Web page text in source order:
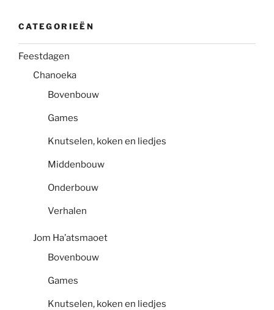
CATEGORIEËN
Feestdagen
Chanoeka
Bovenbouw
Games
Knutselen, koken en liedjes
Middenbouw
Onderbouw
Verhalen
Jom Ha’atsmaoet
Bovenbouw
Games
Knutselen, koken en liedjes